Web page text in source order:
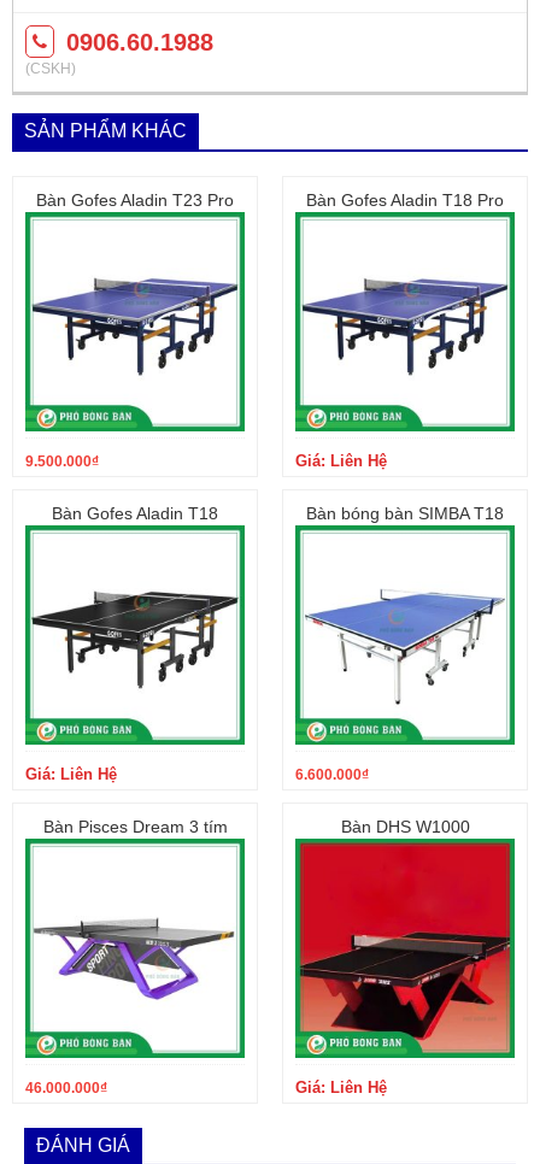
0906.60.1988
(CSKH)
SẢN PHẨM KHÁC
Bàn Gofes Aladin T23 Pro
9.500.000₫
Bàn Gofes Aladin T18 Pro
Giá: Liên Hệ
Bàn Gofes Aladin T18
Giá: Liên Hệ
Bàn bóng bàn SIMBA T18
6.600.000₫
Bàn Pisces Dream 3 tím
46.000.000₫
Bàn DHS W1000
Giá: Liên Hệ
ĐÁNH GIÁ